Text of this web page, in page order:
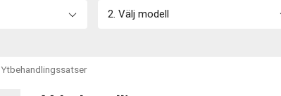
2. Välj modell
Ytbehandlingssatser